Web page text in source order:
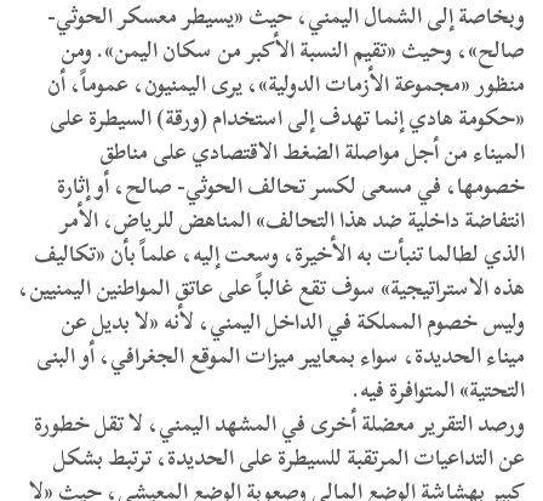
وبخاصة إلى الشمال اليمني، حيث «يسيطر معسكر الحوثي-
صالح»، وحيث «تقيم النسبة الأكبر من سكان اليمن». ومن
منظور «مجموعة الأزمات الدولية»، يرى اليمنيون، عموماً، أن
«حكومة هادي إنما تهدف إلى استخدام (ورقة) السيطرة على
الميناء من أجل مواصلة الضغط الاقتصادي على مناطق
خصومها، في مسعى لكسر تحالف الحوثي- صالح، أو إثارة
انتفاضة داخلية ضد هذا التحالف» المناهض للرياض، الأمر
الذي لطالما تنبأت به الأخيرة، وسعت إليه، علماً بأن «تكاليف
هذه الاستراتيجية» سوف تقع غالباً على عاتق المواطنين اليمنيين،
وليس خصوم المملكة في الداخل اليمني، لأنه «لا بديل عن
ميناء الحديدة، سواء بمعايير ميزات الموقع الجغرافي، أو البنى
التحتية» المتوافرة فيه.
ورصد التقرير معضلة أخرى في المشهد اليمني، لا تقل خطورة
عن التداعيات المرتقبة للسيطرة على الحديدة، ترتبط بشكل